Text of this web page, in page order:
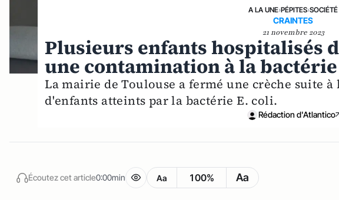
A LA UNE›PÉPITES›SOCIÉTÉ
CRAINTES
21 novembre 2023
Plusieurs enfants hospitalisés
une contamination à la
La mairie de Toulouse a fermé une crèche suite
d'enfants atteints par la bactérie E. coli.
Rédaction d'Atlantico
Écoutez cet article0:00min Aa 100% Aa